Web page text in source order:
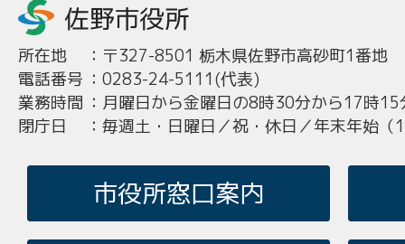
所在地 ： 〒327-8501 栃木県佐野市高砂町1番地
電話番号 ： 0283-24-5111(代表)
業務時間 ： 月曜日から金曜日の8時30分から17時15
閉庁日
： 毎週土・日曜日／祝・休日／年末年始
市役所窓口案内